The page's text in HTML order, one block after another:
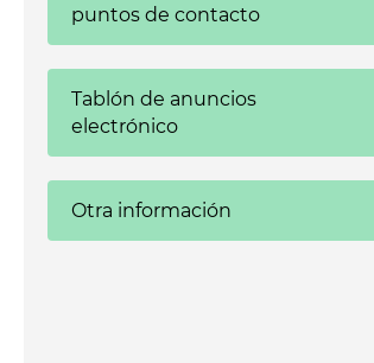
puntos de contacto
Tablón de anuncios
electrónico
Otra información